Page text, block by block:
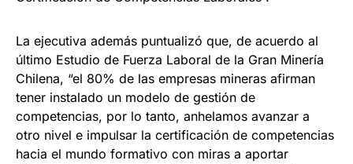
La ejecutiva además puntualizó que, de acuerdo al
último Estudio de Fuerza Laboral de la Gran Minería
Chilena, “el 80% de las empresas mineras afirman
tener instalado un modelo de gestión de
competencias, por lo tanto, anhelamos avanzar a
otro nivel e impulsar la certificación de competencias
hacia el mundo formativo con miras a aportar